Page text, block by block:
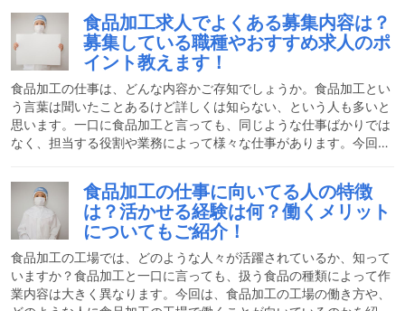
方は必見です。食肉加工はどんな仕事？食肉加工とは大きなブロッ
クのお肉をスライスしたり、加工したりするお仕事です。お肉屋さ
んやハム屋さんのイメージですね。最近は〇〇精肉店など肉屋が少
なくなって、スーパーの中の精肉店だったり、加工肉店が増えまし
た。スーパーや百貨店などの中に入っている食肉加工のお仕事と、
地
食品加工求人でよくある募集内容は？
募集している職種やおすすめ求人のポ
イント教えます！
食品加工の仕事は、どんな内容かご存知でしょうか。食品加工とい
う言葉は聞いたことあるけど詳しくは知らない、という人も多いと
思います。一口に食品加工と言っても、同じような仕事ばかりでは
なく、担当する役割や業務によって様々な仕事があります。今回は
いるのか、食品加工の現場で働く際はどのような役割を求められて
いるのかなどを、食品加工の工場で働くことに興味がある人に向け
て分かりやすく説明していきたいと思います。食品加工のおおまか
な仕事内容おおまかな仕事内容食品加工の仕事は、扱うものは全て
食品で、それを加工する業務です。その業務に関わる全ての流れや
食品加工の仕事に向いてる人の特徴
は？活かせる経験は何？働くメリット
についてもご紹介！
食品加工の工場では、どのような人々が活躍されているか、知って
いますか？食品加工と一口に言っても、扱う食品の種類によって作
業内容は大きく異なります。今回は、食品加工の工場の働き方や、